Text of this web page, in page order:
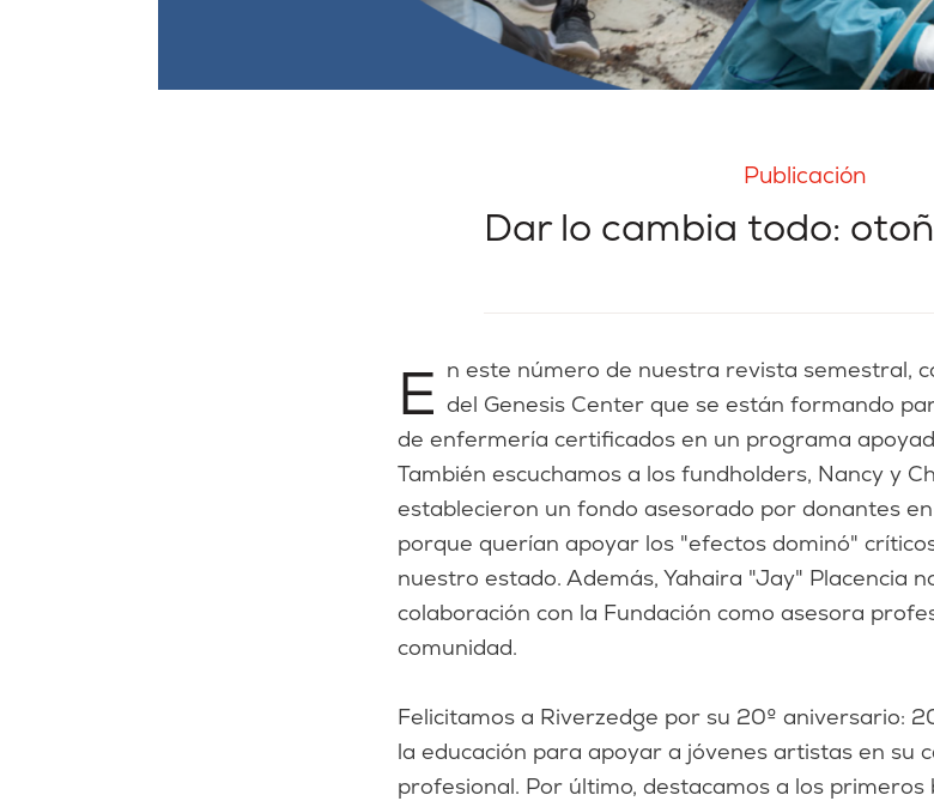
Publicación
Dar lo cambia todo:
En este número de nuestra revista semestral, conocemos a estudiantes del Genesis Center que se están formando
de enfermería certificados en un programa
También escuchamos a los fundholders, Nancy y
establecieron un fondo asesorado por donantes
porque querían apoyar los "efectos dominó"
nuestro estado. Además, Yahaira "Jay" Placencia
colaboración con la Fundación como asesora
comunidad.
Felicitamos a Riverzedge por su 20º aniversario:
la educación para apoyar a jóvenes artistas en su
profesional. Por último, destacamos a los